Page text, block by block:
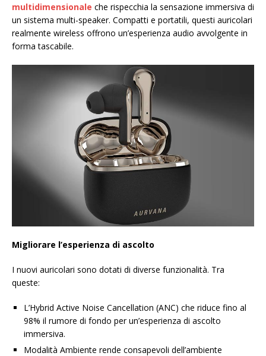
multidimensionale che rispecchia la sensazione immersiva di
un sistema multi-speaker. Compatti e portatili, questi auricolari
realmente wireless offrono un’esperienza audio avvolgente in
forma tascabile.
Migliorare l’esperienza di ascolto
I nuovi auricolari sono dotati di diverse funzionalità. Tra
queste:
L’Hybrid Active Noise Cancellation (ANC) che riduce fino al
98% il rumore di fondo per un’esperienza di ascolto
immersiva.
Modalità Ambiente rende consapevoli dell’ambiente